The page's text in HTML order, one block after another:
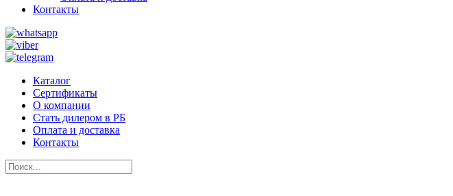
Контакты
Каталог
Сертификаты
О компании
Стать дилером в РБ
Оплата и доставка
Контакты